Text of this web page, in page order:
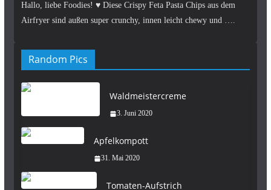
Hallo, liebe Foodies! ♥︎ Diese Crispy Feta Pasta Chips aus dem
Airfryer sind außen super crunchy, innen leicht chewy und ….
Random Pics
Waldmeistercreme
3. Juni 2020
Apfelkompott
31. Mai 2020
Tomaten-Aufstrich